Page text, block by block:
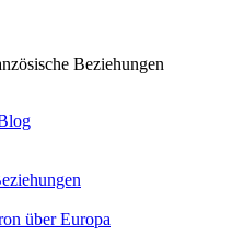
Beziehungen
über Europa